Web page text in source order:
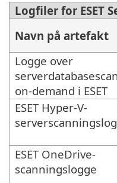
Logfiler for ESET
Navn på artefakt
Logge over
on-demand i ESET
ESET Hyper-V-
ESET OneDrive-
scanningslogge